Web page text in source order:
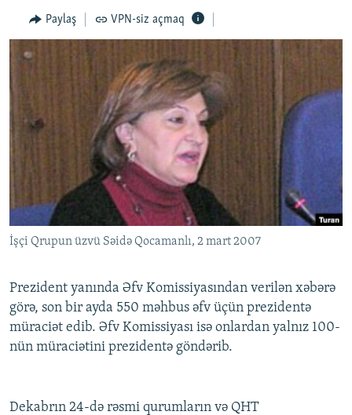
QANUNI DOĞRU
ARAŞDIRMA
MULTIMEDIA
VIDEO
FOTOQALEREYA
KARIKATURA
RADIO ARXIV
OXU ZALI
AZƏRBAYCAN ƏDƏBIYYATI KITABXANASI
İSLAM VƏ DEMOKRATIYA
İZ - MƏDƏNIYYƏT PROQRAMI
HAQQIMIZDA
PEŞƏ ETIKASI VƏ JURNALISTIKA STANDARTLARIMIZ
MATERIALLARIMIZDAN ISTIFADƏ
AZADLIQRADIOSU MOBIL TELEFONUNUZDA
XƏBƏR BÜLLETENLƏRIMIZ
BIZI IZLƏ
RFE/RL-in bütün saytları
Paylaş VPN-siz açmaq
İşçi Qrupun üzvü Səidə Qocamanlı, 2 mart 2007
Prezident yanında Əfv Komissiyasından verilən xəbərə
görə, son bir ayda 550 məhbus əfv üçün prezidentə
müraciət edib. Əfv Komissiyası isə onlardan yalnız 100-
nün müraciətini prezidentə göndərib.
Dekabrın 24-də rəsmi qurumların və QHT